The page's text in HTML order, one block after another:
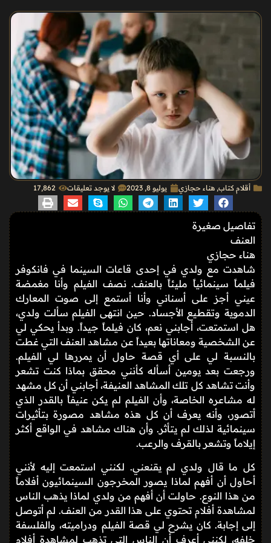
أقلام كتاب, هناء حجازي يوليو 8, 2023 لا يوجد تعليقات 17٬862
تفاصيل صغيرة
العنف
هناء حجازي
شاهدت مع ولدي في إحدى قاعات السينما في فانكوفر
فيلماً سينمائياً مليئاً بالعنف. نصف الفيلم وأنا مغمضة
عيني أجز على أسناني وأنا أستمع إلى صوت المعارك
الدموية وتقطيع الأجساد. حين انتهى الفيلم سألت ولدي،
هل استمتعت، أجابني نعم، كان فيلماً جيداً. وبدأ يحكي لي
عن الشخصية ومعاناتها بعيداً عن مشاهد العنف التي غطت
بالنسبة لي على أي قصة حاول أن يمررها لي الفيلم.
ورجعت بعد يومين أسأله كأنني محقق بماذا كنت تشعر
وأنت تشاهد كل تلك المشاهد العنيفة، أجابني أن كل مشهد
له مشاعره الخاصة، وأن الفيلم لم يكن عنيفاً بالقدر الذي
أتصور، وأنه يعرف أن كل هذه مشاهد مصورة بتأثيرات
سينمائية لذلك لم يتأثر. وأن هناك مشاهد في الواقع أكثر
إيلاماً وتشعر بالقرف والرعب.
كل ما قال ولدي لم يقنعني. لكنني استمعت إليه لأنني
أحاول أن أفهم لماذا يصور المخرجون السينمائيون أفلاماً
من هذا النوع. حاولت أن أفهم من ولدي لماذا يذهب الناس
لمشاهدة أفلام تحتوي على هذا القدر من العنف. لم أتوصل
إلى إجابة. كان يشرح لي قصة الفيلم ودراميته، والفلسفة
خلفه، لكنني أعرف أن الناس التي تذهب لمشاهدة أفلام